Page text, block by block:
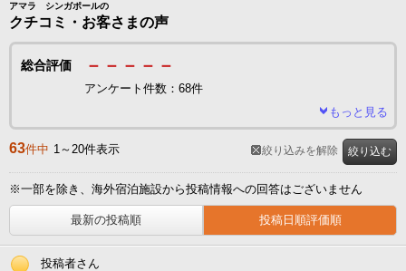
アマラ シンガポールの
クチコミ・お客さまの声
総合評価 －－－－－
アンケート件数：68件
もっと見る
63件中 1～20件表示
※一部を除き、海外宿泊施設から投稿情報への回答はございません
最新の投稿順 投稿日順評価順
絞り込む
絞り込みを解除
投稿者さん